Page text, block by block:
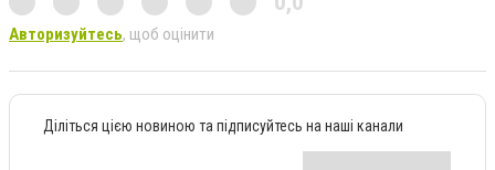
Авторизуйтесь, щоб оцінити
Діліться цією новиною та підписуйтесь на наші канали